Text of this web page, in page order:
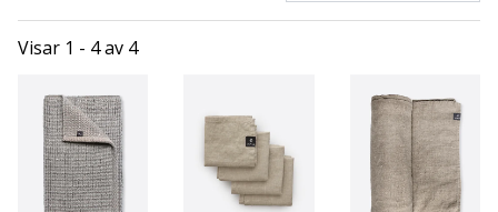
Visar 1 - 4 av 4